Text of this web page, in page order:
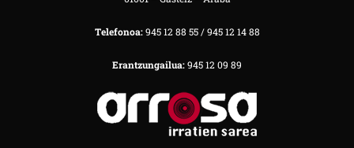
Telefonoa:945 12 88 55 / 945 12 14 88
Erantzungailua:945 12 09 89